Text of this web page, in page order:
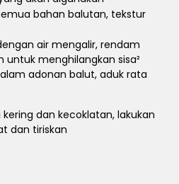
bahan balutan, tekstur
air mengalir, rendam
menghilangkan sisa²
adonan balut, aduk rata
dan kecoklatan, lakukan
dan tiriskan